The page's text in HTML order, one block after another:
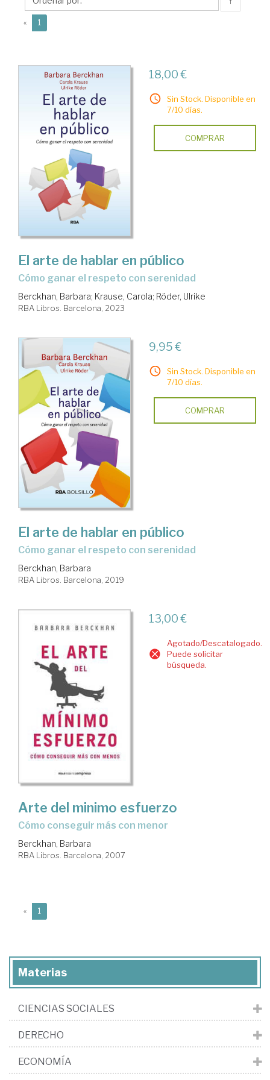
« 1
18,00 €
Sin Stock. Disponible en
7/10 días.
COMPRAR
El arte de hablar en público
cómo ganar el respeto con serenidad
Berckhan, Barbara; Krause, Carola; Röder, Ulrike
RBA Libros. Barcelona, 2023
9,95 €
Sin Stock. Disponible en
7/10 días.
COMPRAR
El arte de hablar en público
cómo ganar el respeto con serenidad
Berckhan, Barbara
RBA Libros. Barcelona, 2019
13,00 €
Agotado/Descatalogado.
Puede solicitar
búsqueda.
Arte del minimo esfuerzo
cómo conseguir más con menor
Berckhan, Barbara
RBA Libros. Barcelona, 2007
« 1
Materias
CIENCIAS SOCIALES
DERECHO
ECONOMÍA